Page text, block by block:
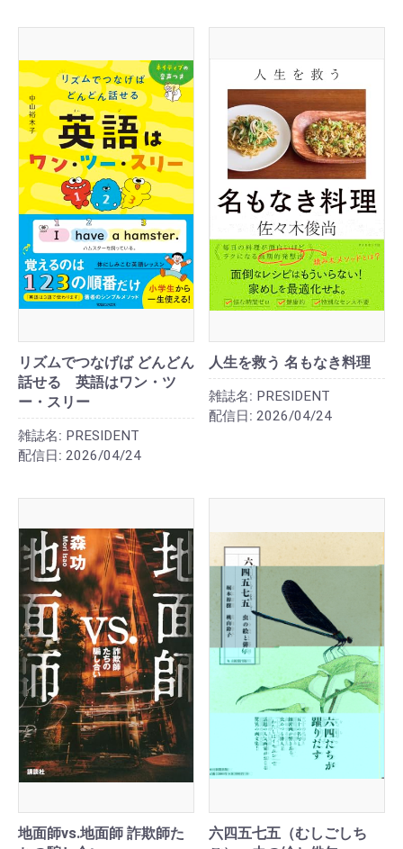
リズムでつなげば どんどん
話せる 英語はワン・ツ
ー・スリー
雑誌名: PRESIDENT
配信日: 2026/04/24
人生を救う 名もなき料理
雑誌名: PRESIDENT
配信日: 2026/04/24
地面師vs.地面師 詐欺師た
六四五七五（むしごしち